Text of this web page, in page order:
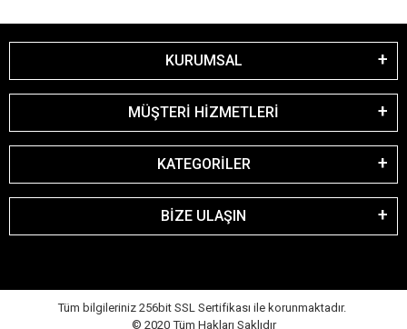
KURUMSAL
MÜŞTERİ HİZMETLERİ
KATEGORİLER
BİZE ULAŞIN
Tüm bilgileriniz 256bit SSL Sertifikası ile korunmaktadır.
© 2020 Tüm Hakları Saklıdır